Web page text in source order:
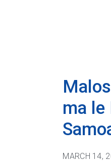
ma le
MARCH 14,